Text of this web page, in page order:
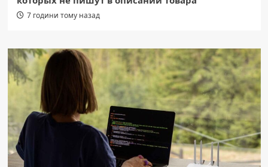
7 години тому назад